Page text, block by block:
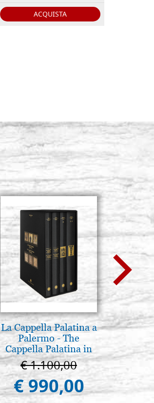
ACQUISTA
La Cappella Palatina a
Palermo - The
Cappella Palatina in
Palermo
€ 1.100,00
€ 990,00 €